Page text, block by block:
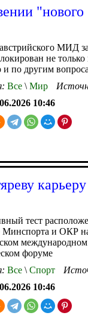
"нового
МИД
не
и по другим
Все \ Мир
10:46
карьеру
тест
Минспорта и ОКР
международном
форуме
Все \ Спорт
10:46